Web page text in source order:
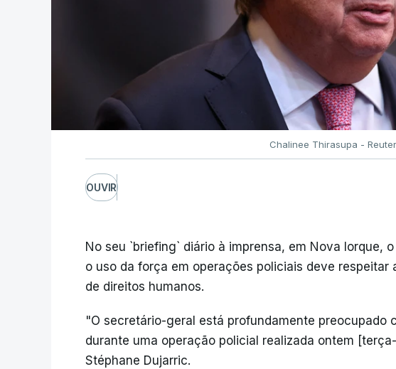
Chalinee Thirasupa -
OUVIR
No seu `briefing` diário à imprensa, em Nova Iorque,
o uso da força em operações policiais deve respeitar
de direitos humanos.
"O secretário-geral está profundamente preocupado
durante uma operação policial realizada ontem
Stéphane Dujarric.